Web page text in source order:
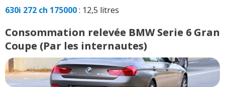
630i 272 ch 175000: 12,5 litres
Consommation relevée BMW Serie 6 Gran
Coupe (Par les internautes)